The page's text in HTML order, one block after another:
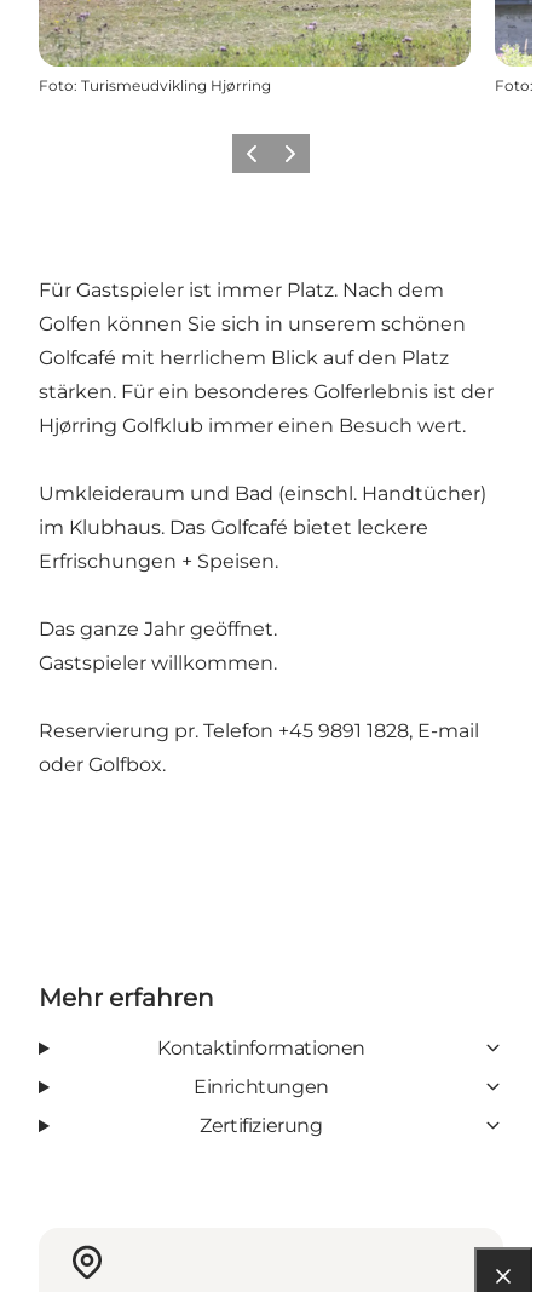
Foto: Turismeudvikling Hjørring Foto:
ZurückWeiter
Für Gastspieler ist immer Platz. Nach dem
Golfen können Sie sich in unserem schönen
Golfcafé mit herrlichem Blick auf den Platz
stärken. Für ein besonderes Golferlebnis ist der
Hjørring Golfklub immer einen Besuch wert.
Umkleideraum und Bad (einschl. Handtücher)
im Klubhaus. Das Golfcafé bietet leckere
Erfrischungen + Speisen.
Das ganze Jahr geöffnet.
Gastspieler willkommen.
Reservierung pr. Telefon +45 9891 1828, E-mail
oder Golfbox.
Mehr erfahren
Kontaktinformationen
Einrichtungen
Zertifizierung